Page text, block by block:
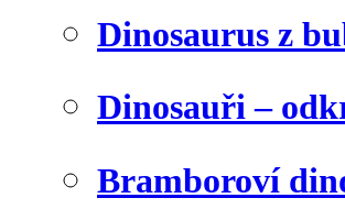
Dinosaurus z
Dinosauři –
Bramboroví